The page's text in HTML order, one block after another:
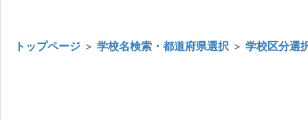
トップページ ＞ 学校名検索・都道府県選択 ＞ 学校区分選